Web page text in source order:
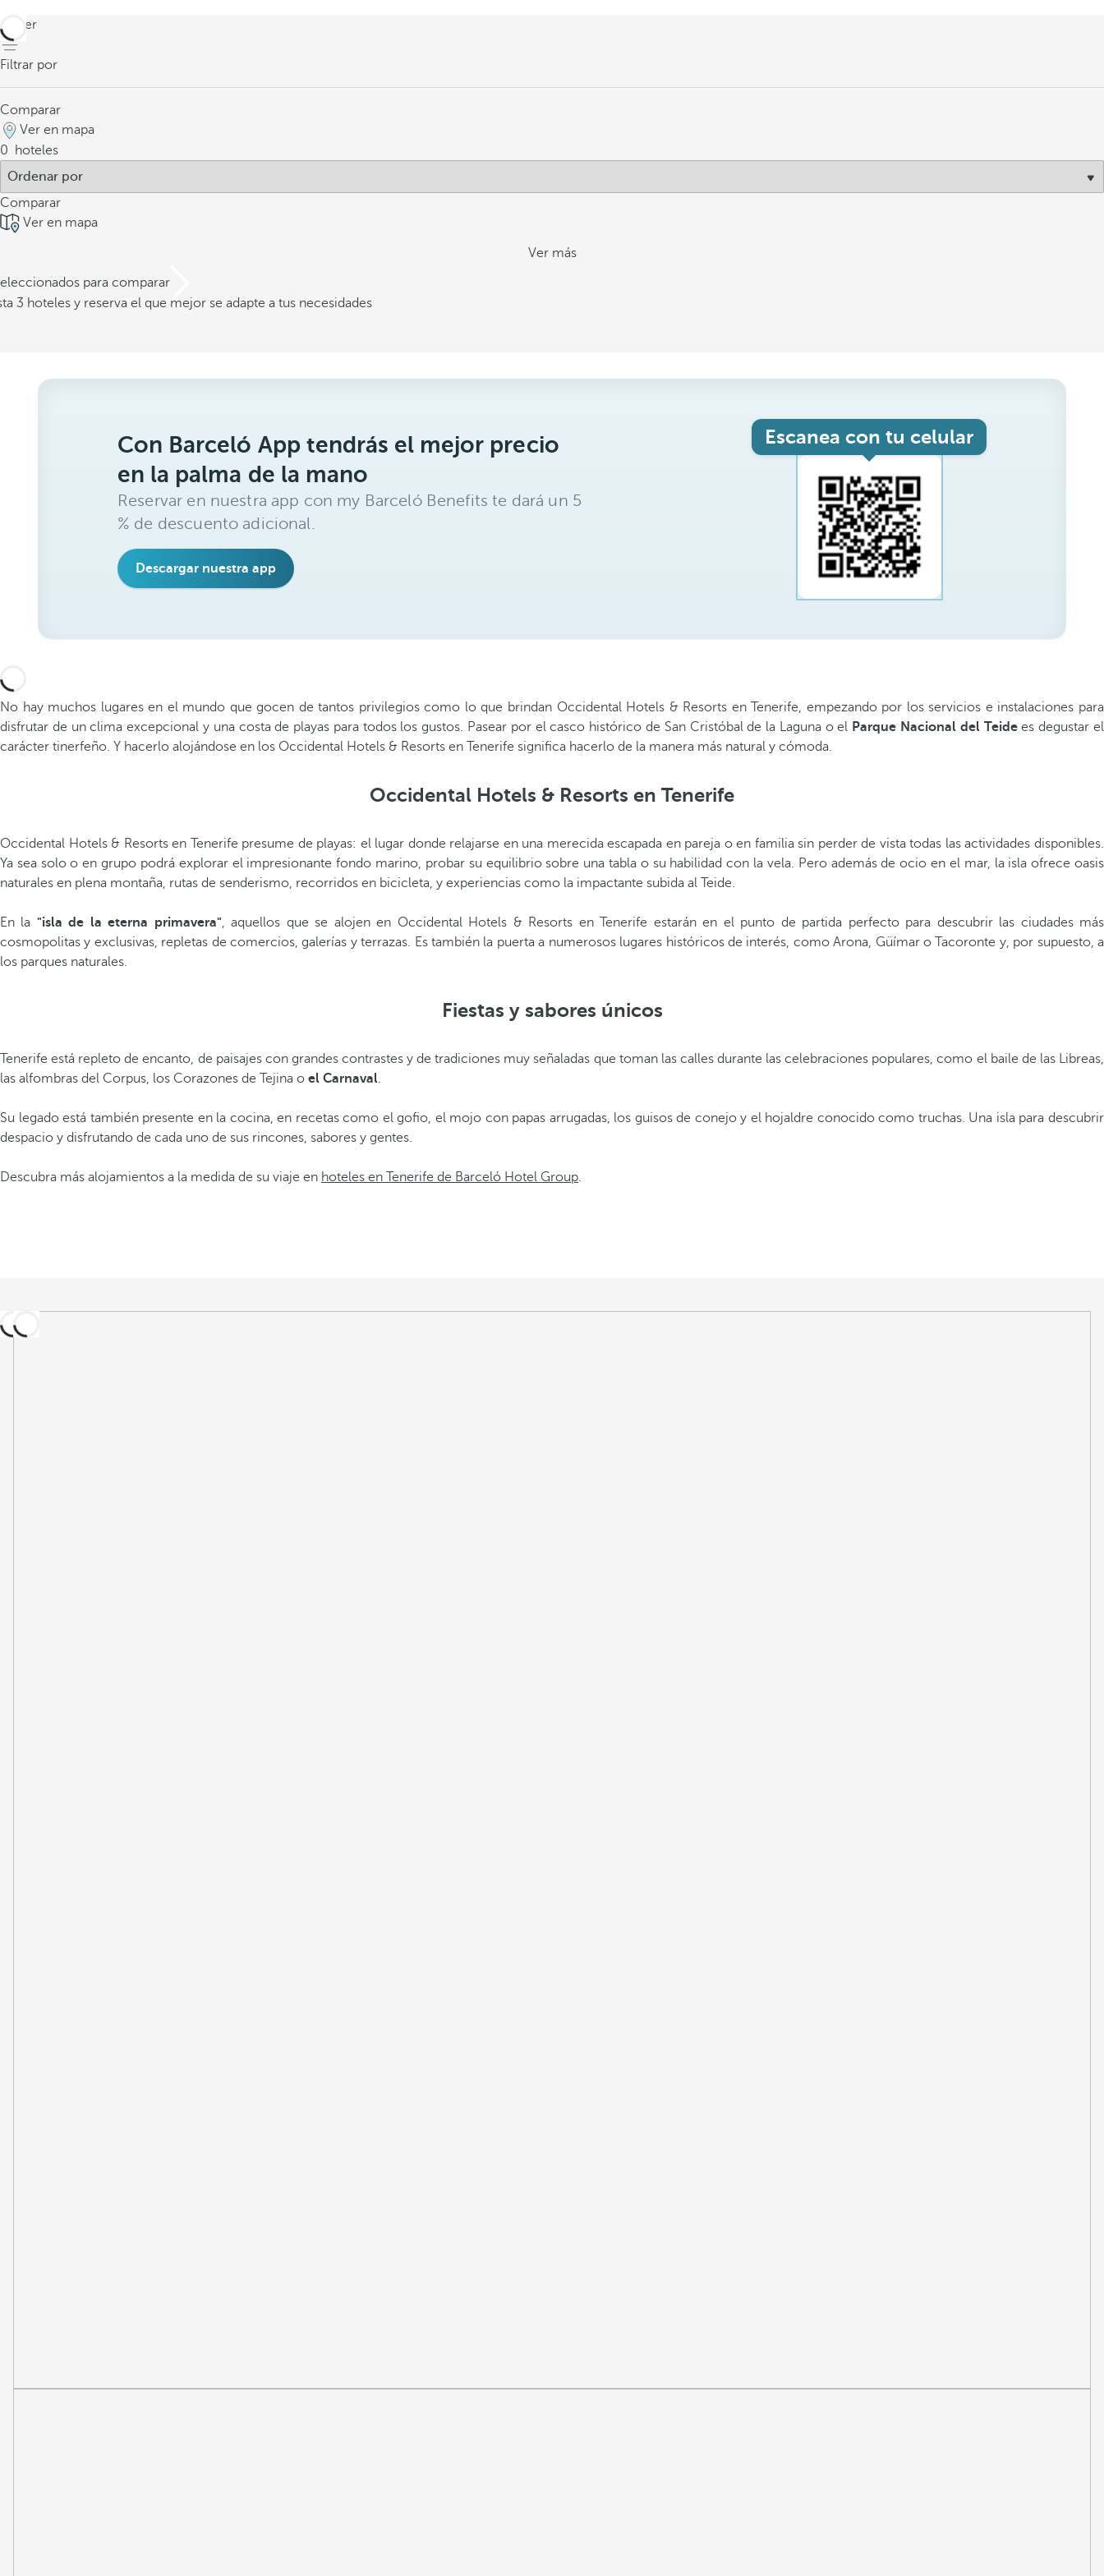
volver
Filtrar por
Comparar
Ver en mapa
0
hoteles
Comparar
Ver en mapa
Ver más
para comparar
3 hoteles y reserva el que mejor se adapte a tus necesidades
Con Barceló App tendrás el mejor precio
en la palma de la mano
Reservar en nuestra app con my Barceló Benefits te dará un 5
% de descuento adicional.
Descargar nuestra app
Escanea con tu celular
No hay muchos lugares en el mundo que gocen de tantos privilegios como lo que brindan Occidental Hotels & Resorts en Tenerife, empezando por los servicios e instalaciones para
disfrutar de un clima excepcional y una costa de playas para todos los gustos. Pasear por el casco histórico de San Cristóbal de la Laguna o el Parque Nacional del Teidees degustar el
carácter tinerfeño. Y hacerlo alojándose en los Occidental Hotels & Resorts en Tenerife significa hacerlo de la manera más natural y cómoda.
Occidental Hotels & Resorts en Tenerife
Occidental Hotels & Resorts en Tenerife presume de playas: el lugar donde relajarse en una merecida escapada en pareja o en familia sin perder de vista todas las actividades disponibles.
Ya sea solo o en grupo podrá explorar el impresionante fondo marino, probar su equilibrio sobre una tabla o su habilidad con la vela. Pero además de ocio en el mar, la isla ofrece oasis
naturales en plena montaña, rutas de senderismo, recorridos en bicicleta, y experiencias como la impactante subida al Teide.
En la "isla de la eterna primavera", aquellos que se alojen en Occidental Hotels & Resorts en Tenerife estarán en el punto de partida perfecto para descubrir las ciudades más
cosmopolitas y exclusivas, repletas de comercios, galerías y terrazas. Es también la puerta a numerosos lugares históricos de interés, como Arona, Güímar o Tacoronte y, por supuesto, a
los parques naturales.
Fiestas y sabores únicos
Tenerife está repleto de encanto, de paisajes con grandes contrastes y de tradiciones muy señaladas que toman las calles durante las celebraciones populares, como el baile de las Libreas,
las alfombras del Corpus, los Corazones de Tejina o el Carnaval.
Su legado está también presente en la cocina, en recetas como el gofio, el mojo con papas arrugadas, los guisos de conejo y el hojaldre conocido como truchas. Una isla para descubrir
despacio y disfrutando de cada uno de sus rincones, sabores y gentes.
Descubra más alojamientos a la medida de su viaje en hoteles en Tenerife de Barceló Hotel Group.